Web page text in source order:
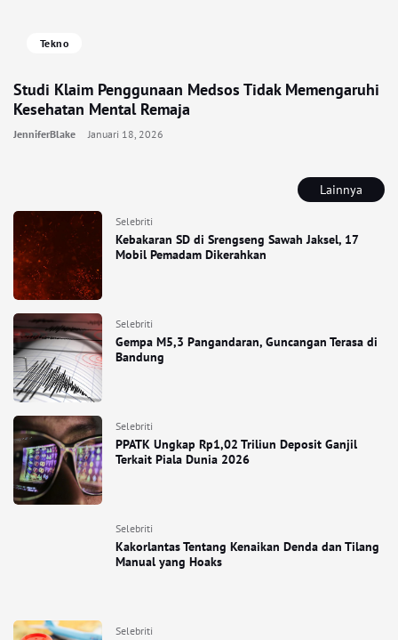
Lainnya
Selebriti
Kebakaran SD di Srengseng Sawah Jaksel, 17
Mobil Pemadam Dikerahkan
Selebriti
Gempa M5,3 Pangandaran, Guncangan Terasa di
Bandung
Selebriti
PPATK Ungkap Rp1,02 Triliun Deposit Ganjil
Terkait Piala Dunia 2026
Selebriti
Kakorlantas Tentang Kenaikan Denda dan Tilang
Manual yang Hoaks
Selebriti
Tekno
Studi Klaim Penggunaan Medsos Tidak Memengaruhi
Kesehatan Mental Remaja
JenniferBlake Januari 18, 2026